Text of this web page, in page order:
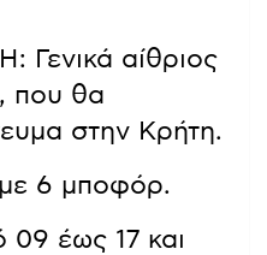
αίθριος
που θα
στην Κρήτη.
με 6 μποφόρ.
έως 17 και